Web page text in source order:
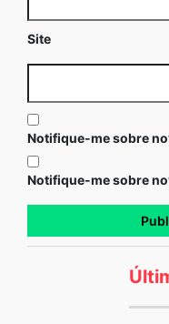
Site
Notifique-me sobre
Notifique-me sobre